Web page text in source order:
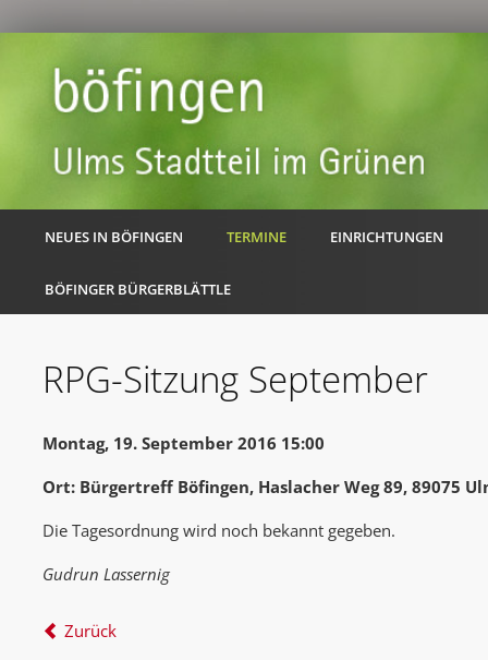
NEUES IN BÖFINGEN TERMINE EINRICHTUNGEN
BÖFINGER BÜRGERBLÄTTLE
RPG-Sitzung September
Montag, 19. September 2016 15:00
Ort: Bürgertreff Böfingen, Haslacher Weg 89, 89075
Die Tagesordnung wird noch bekannt gegeben.
Gudrun Lassernig
Zurück